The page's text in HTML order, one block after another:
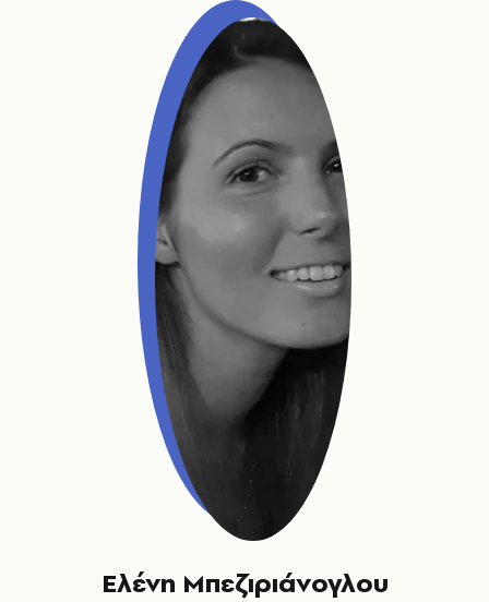
Ελένη Μπεζιριάνογλου